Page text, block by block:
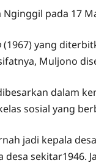
pada 17
(1967) yang
Muljono
dalam
sosial yang
jadi kepala
desa